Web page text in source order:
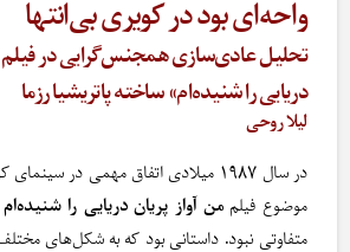
واحه‌ای بود در کویری بی‌انتها
تحلیل عادی‌سازی همجنس‌گرایی در فیلم
دریایی را شنیده‌ام» ساخته پاتریشیا رزما
لیلا روحی
در سال ۱۹۸۷ میلادی اتفاق مهمی در
موضوع فیلممن آواز پریان دریایی را شنیده‌ام
متفاوتی نبود. داستانی بود که به شکل‌های